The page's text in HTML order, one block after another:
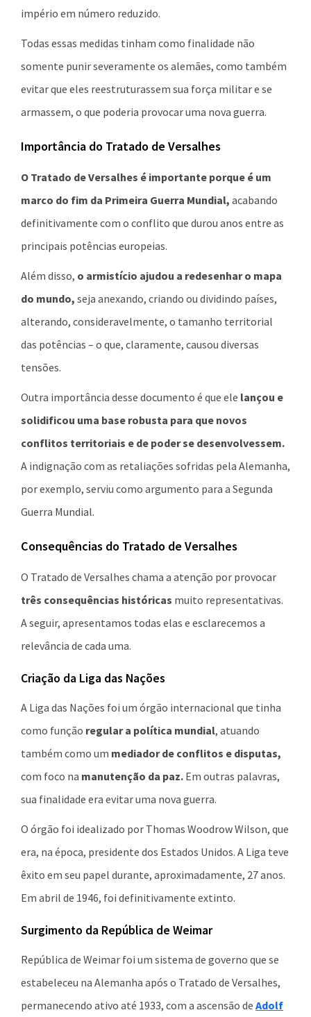
império em número reduzido.
Todas essas medidas tinham como finalidade não
somente punir severamente os alemães, como também
evitar que eles reestruturassem sua força militar e se
armassem, o que poderia provocar uma nova guerra.
Importância do Tratado de Versalhes
O Tratado de Versalhes é importante porque é um
marco do fim da Primeira Guerra Mundial, acabando
definitivamente com o conflito que durou anos entre as
principais potências europeias.
Além disso, o armistício ajudou a redesenhar o mapa
do mundo, seja anexando, criando ou dividindo países,
alterando, consideravelmente, o tamanho territorial
das potências – o que, claramente, causou diversas
tensões.
Outra importância desse documento é que ele lançou e
solidificou uma base robusta para que novos
conflitos territoriais e de poder se desenvolvessem.
A indignação com as retaliações sofridas pela Alemanha,
por exemplo, serviu como argumento para a Segunda
Guerra Mundial.
Consequências do Tratado de Versalhes
O Tratado de Versalhes chama a atenção por provocar
três consequências históricas muito representativas.
A seguir, apresentamos todas elas e esclarecemos a
relevância de cada uma.
Criação da Liga das Nações
A Liga das Nações foi um órgão internacional que tinha
como função regular a política mundial, atuando
também como um mediador de conflitos e disputas,
com foco na manutenção da paz. Em outras palavras,
sua finalidade era evitar uma nova guerra.
O órgão foi idealizado por Thomas Woodrow Wilson, que
era, na época, presidente dos Estados Unidos. A Liga teve
êxito em seu papel durante, aproximadamente, 27 anos.
Em abril de 1946, foi definitivamente extinto.
Surgimento da República de Weimar
República de Weimar foi um sistema de governo que se
estabeleceu na Alemanha após o Tratado de Versalhes,
permanecendo ativo até 1933, com a ascensão de Adolf